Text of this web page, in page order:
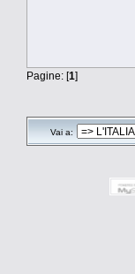
Pagine: [1]
Vai a: